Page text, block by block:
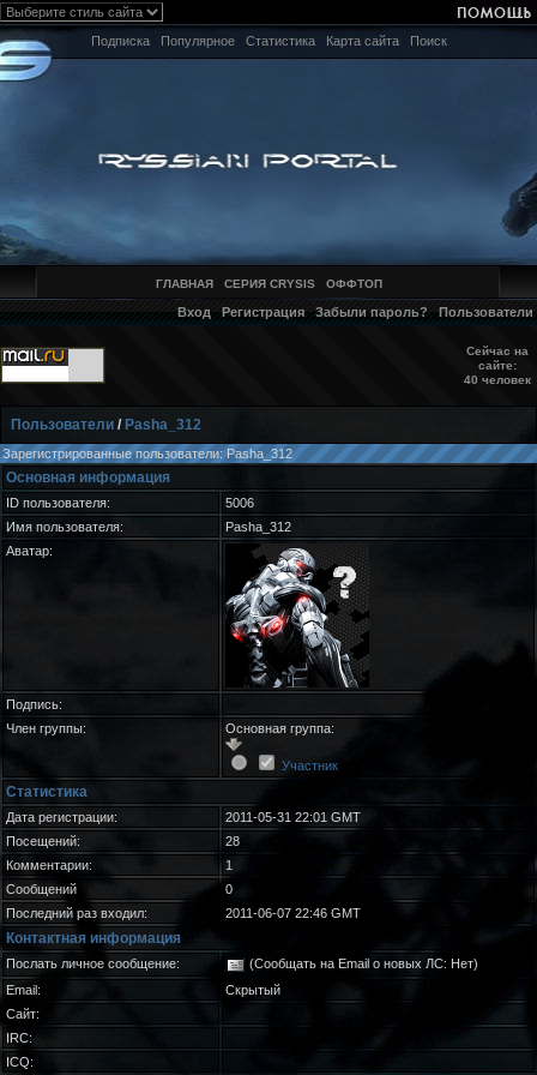
Подписка Популярное Статистика Карта сайта Поиск
ГЛАВНАЯ СЕРИЯ CRYSIS ОФФТОП
Вход Регистрация Забыли пароль? Пользователи
Сейчас на
сайте:
40 человек
Пользователи / Pasha_312
Зарегистрированные пользователи: Pasha_312
Основная информация
ID пользователя:
5006
Имя пользователя:
Pasha_312
Аватар:
Подпись:
Член группы:
Основная группа:
Участник
Статистика
Дата регистрации:
2011-05-31 22:01 GMT
Посещений:
28
Комментарии:
1
Сообщений
0
Последний раз входил:
2011-06-07 22:46 GMT
Контактная информация
Послать личное сообщение:
(Сообщать на Email о новых ЛС: Нет)
Email:
Скрытый
Сайт:
IRC:
ICQ: